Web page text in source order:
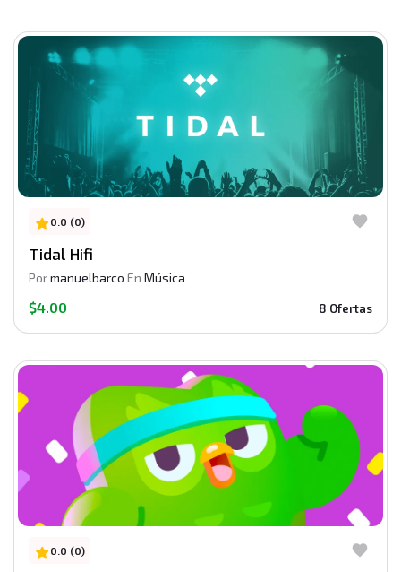
0.0 (0)
Tidal Hifi
Pormanuelbarco En Música
$4.00 8 Ofertas
0.0 (0)